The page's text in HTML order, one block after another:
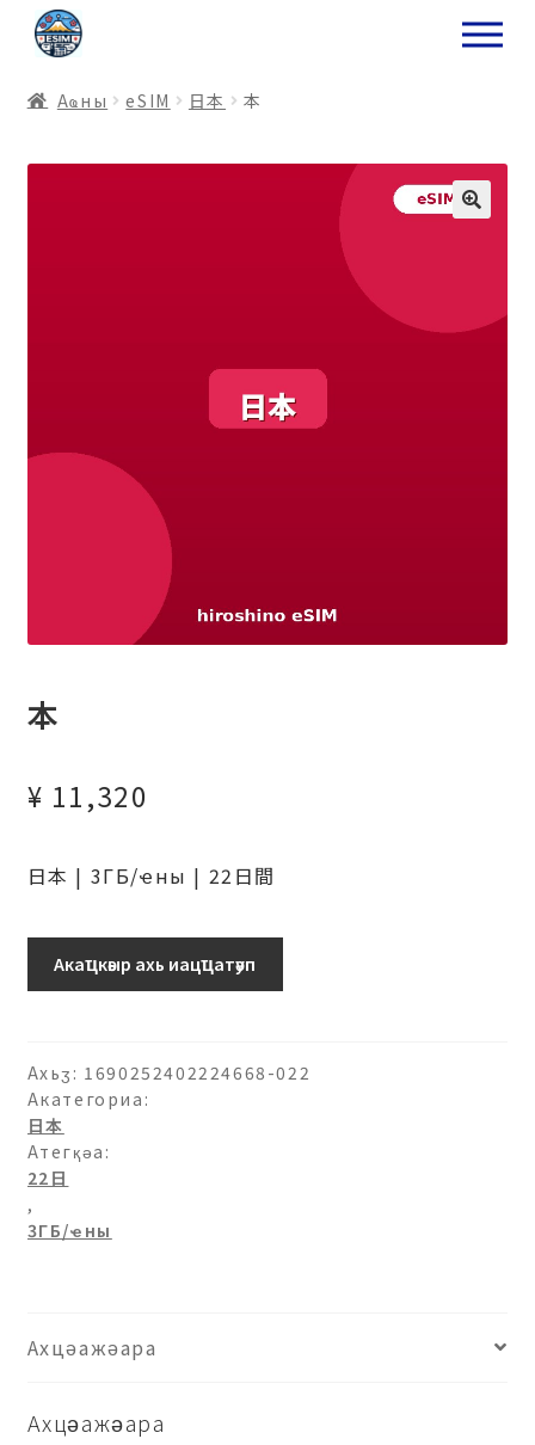
ナ
ビ
ー
ョ
コ
ン
ン
ス
Аҩны еSIM 日本 本
本
¥ 11,320
日本 | 3ГБ/ҽны | 22日間
ト
バ
ン
ク)
プ
ロ
モ
ョ
ン-3ГБ/
日
Акаҵкәыр ахь иацҵатәуп
Ахьӡ: 1690252402224668-022
Акатегориа:
日本
Атегқәа:
22日
,
3ГБ/ҽны
Ахцәажәара
Ахцәажәара